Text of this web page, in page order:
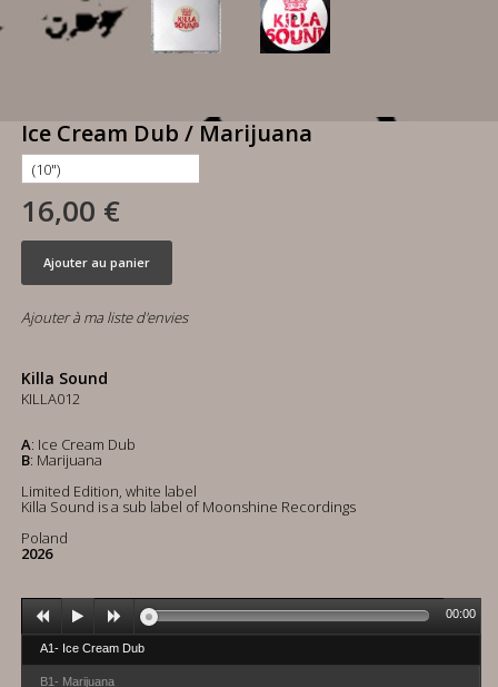
Ice Cream Dub / Marijuana
16,00 €
Ajouter au panier
Ajouter à ma liste d'envies
Killa Sound
KILLA012
A: Ice Cream Dub
B: Marijuana
Limited Edition, white label
Killa Sound is a sub label of Moonshine Recordings
Poland
2026
A1- Ice Cream Dub
B1- Marijuana
00:00